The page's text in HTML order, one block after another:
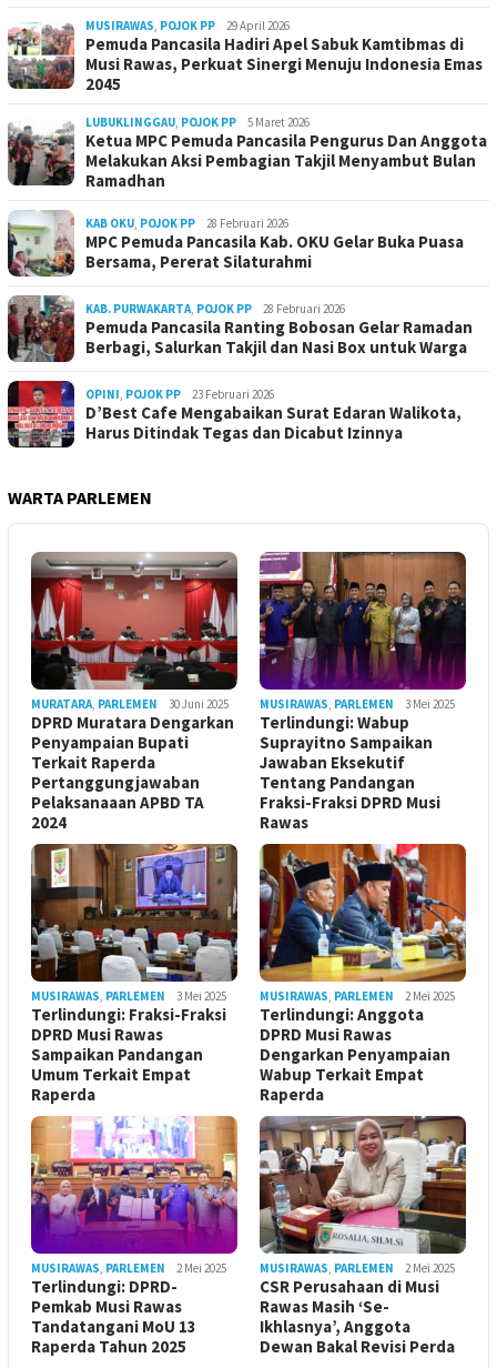
MUSIRAWAS, POJOK PP 29 April 2026
Pemuda Pancasila Hadiri Apel Sabuk Kamtibmas di
Musi Rawas, Perkuat Sinergi Menuju Indonesia Emas
2045
LUBUKLINGGAU, POJOK PP 5 Maret 2026
Ketua MPC Pemuda Pancasila Pengurus Dan Anggota
Melakukan Aksi Pembagian Takjil Menyambut Bulan
Ramadhan
KAB OKU, POJOK PP 28 Februari 2026
MPC Pemuda Pancasila Kab. OKU Gelar Buka Puasa
Bersama, Pererat Silaturahmi
KAB. PURWAKARTA, POJOK PP 28 Februari 2026
Pemuda Pancasila Ranting Bobosan Gelar Ramadan
Berbagi, Salurkan Takjil dan Nasi Box untuk Warga
OPINI, POJOK PP 23 Februari 2026
D’Best Cafe Mengabaikan Surat Edaran Walikota,
Harus Ditindak Tegas dan Dicabut Izinnya
WARTA PARLEMEN
MURATARA, PARLEMEN 30 Juni 2025
DPRD Muratara Dengarkan
Penyampaian Bupati
Terkait Raperda
Pertanggungjawaban
Pelaksanaaan APBD TA
2024
MUSIRAWAS, PARLEMEN 3 Mei 2025
Terlindungi: Wabup
Suprayitno Sampaikan
Jawaban Eksekutif
Tentang Pandangan
Fraksi-Fraksi DPRD Musi
Rawas
MUSIRAWAS, PARLEMEN 3 Mei 2025
Terlindungi: Fraksi-Fraksi
DPRD Musi Rawas
Sampaikan Pandangan
Umum Terkait Empat
Raperda
MUSIRAWAS, PARLEMEN 2 Mei 2025
Terlindungi: Anggota
DPRD Musi Rawas
Dengarkan Penyampaian
Wabup Terkait Empat
Raperda
MUSIRAWAS, PARLEMEN 2 Mei 2025
Terlindungi: DPRD-
Pemkab Musi Rawas
Tandatangani MoU 13
Raperda Tahun 2025
MUSIRAWAS, PARLEMEN 2 Mei 2025
CSR Perusahaan di Musi
Rawas Masih ‘Se-
Ikhlasnya’, Anggota
Dewan Bakal Revisi Perda ‎